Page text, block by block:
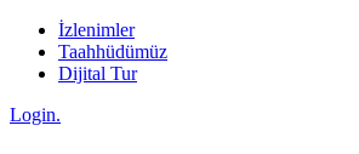
İzlenimler
Taahhüdümüz
Dijital Tur
Login.